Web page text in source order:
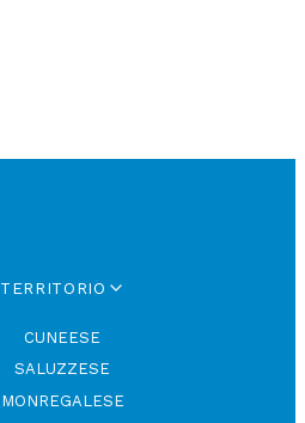
TERRITORIO
CUNEESE
SALUZZESE
MONREGALESE